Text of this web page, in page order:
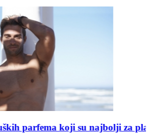
koji su najbolji za plažu